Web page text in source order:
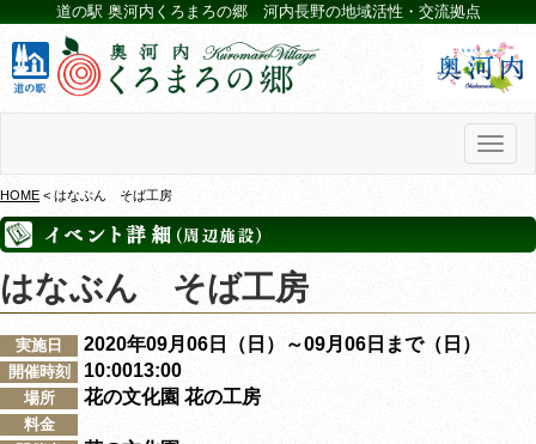
道の駅 奥河内くろまろの郷 河内長野の地域活性・交流拠点
HOME < はなぶん そば工房
はなぶん そば工房
実施日 2020年09月06日（日）～09月06日まで（日）
開催時刻 10:0013:00
場所 花の文化園 花の工房
料金